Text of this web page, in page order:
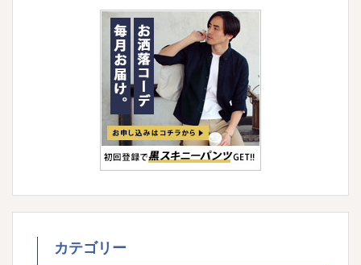
カテゴリー